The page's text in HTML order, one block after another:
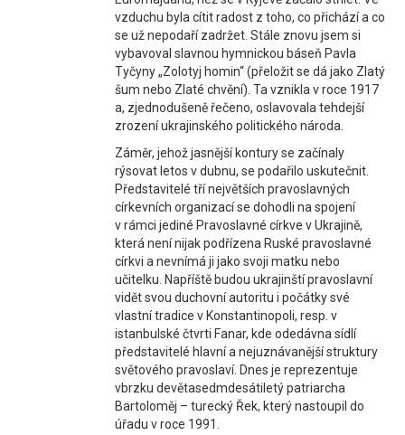
vzduchu byla cítit radost z toho, co přichází a co
se už nepodaří zadržet. Stále znovu jsem si
vybavoval slavnou hymnickou báseň Pavla
Tyčyny „Zolotyj homin“ (přeložit se dá jako Zlatý
šum nebo Zlaté chvění). Ta vznikla v roce 1917
a, zjednodušeně řečeno, oslavovala tehdejší
zrození ukrajinského politického národa.
Záměr, jehož jasnější kontury se začínaly
rýsovat letos v dubnu, se podařilo uskutečnit.
Představitelé tří největších pravoslavných
církevních organizací se dohodli na spojení
v rámci jediné Pravoslavné církve v Ukrajině,
která není nijak podřízena Ruské pravoslavné
církvi a nevnímá ji jako svoji matku nebo
učitelku. Napříště budou ukrajinští pravoslavní
vidět svou duchovní autoritu i počátky své
vlastní tradice v Konstantinopoli, resp. v
istanbulské čtvrti Fanar, kde odedávna sídlí
představitelé hlavní a nejuznávanější struktury
světového pravoslaví. Dnes je reprezentuje
vbrzku devětasedmdesátiletý patriarcha
Bartoloměj – turecký Řek, který nastoupil do
úřadu v roce 1991.